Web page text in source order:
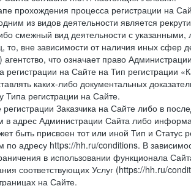
прохождения процесса регистрации на
из видов деятельности является
смежный вид деятельности с
то, вне зависимости от наличия иных сфер
агентство, что означает право
регистрации на Сайте на Тип регистрации
каких-либо документальных
Типа регистрации на Сайте.
Заказчика на Сайте либо в
адрес Администрации Сайта либо
быть присвоен тот или иной Тип и
адресу https://hh.ru/conditions. В
в использовании функционала
соответствующих Услуг (https://hh.ru/
на Сайте.